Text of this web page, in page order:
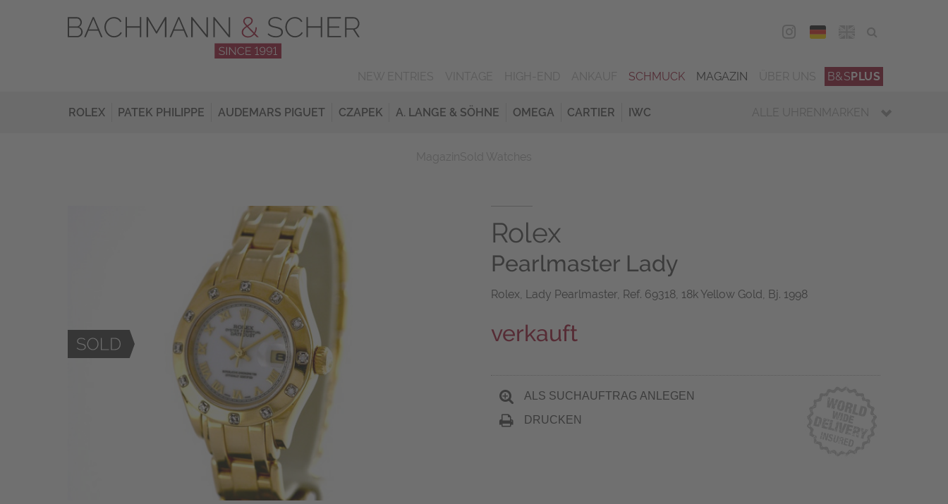
DEU
SCHMUCK MAGAZIN B&SPLUS
ROLEX PATEK PHILIPPE AUDEMARS PIGUET CZAPEK A. LANGE & SÖHNE OMEGA CARTIER IWC ALLE UHRENMARKEN
Rolex
Pearlmaster Lady
Rolex, Lady Pearlmaster, Ref. 69318, 18k Yellow Gold, Bj. 1998
verkauft
ALS SUCHAUFTRAG ANLEGEN
DRUCKEN